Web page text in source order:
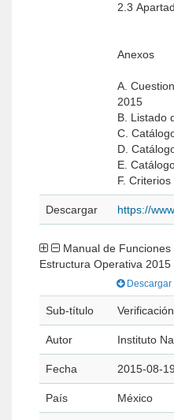
2.3
Anexos
A.
2015
B. Listado
C.
D.
E.
F.
Descargar https://
Estructura Operativa 2015
Descargar
Sub-título
Autor Instituto
Fecha 2015-08-19
País México